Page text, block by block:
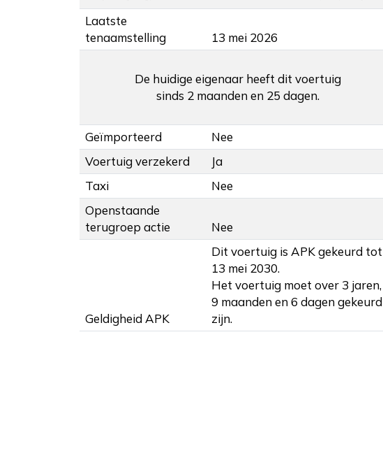
Laatste
tenaamstelling
13 mei 2026
De huidige eigenaar heeft dit voertuig
sinds 2 maanden en 25 dagen.
Geïmporteerd
Nee
Voertuig verzekerd
Ja
Taxi
Nee
Openstaande
terugroep actie
Nee
Geldigheid APK
Dit voertuig is APK gekeurd tot
13 mei 2030.
Het voertuig moet over 3 jaren,
9 maanden en 6 dagen gekeurd
zijn.